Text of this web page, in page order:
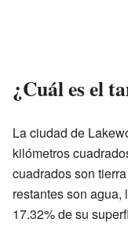
¿Cuál es el
La ciudad de
kilómetros
cuadrados son
restantes son agua,
17.32% de su